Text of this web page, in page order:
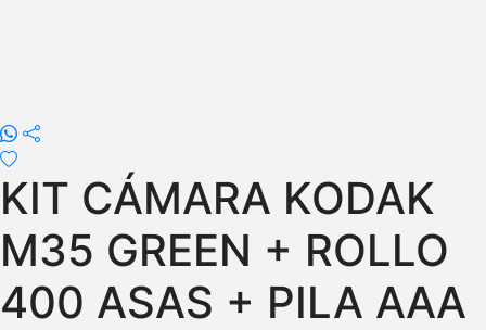
KIT CÁMARA KODAK
M35 GREEN + ROLLO
400 ASAS + PILA AAA